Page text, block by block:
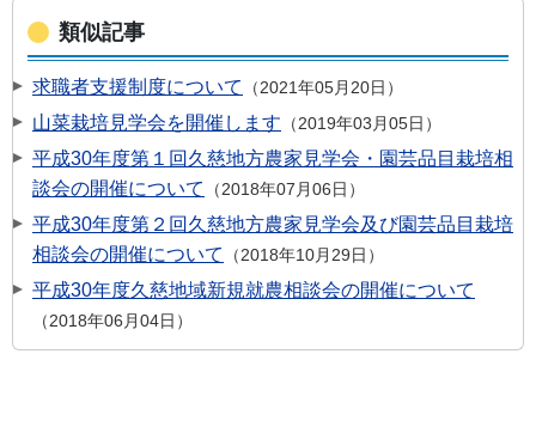
類似記事
求職者支援制度について 2021年05月20日
山菜栽培見学会を開催します 2019年03月05日
平成30年度第１回久慈地方農家見学会・園芸品目栽培相
談会の開催について
2018年07月06日
平成30年度第２回久慈地方農家見学会及び園芸品目栽培
相談会の開催について
2018年10月29日
平成30年度久慈地域新規就農相談会の開催について
2018年06月04日